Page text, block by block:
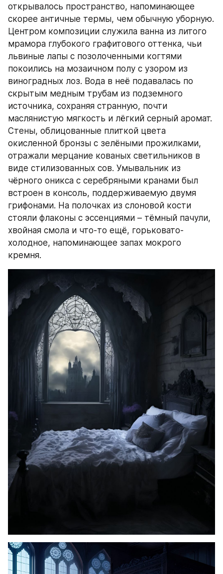
открывалось пространство, напоминающее
скорее античные термы, чем обычную уборную.
Центром композиции служила ванна из литого
мрамора глубокого графитового оттенка, чьи
львиные лапы с позолоченными когтями
покоились на мозаичном полу с узором из
виноградных лоз. Вода в неё подавалась по
скрытым медным трубам из подземного
источника, сохраняя странную, почти
маслянистую мягкость и лёгкий серный аромат.
Стены, облицованные плиткой цвета
окисленной бронзы с зелёными прожилками,
отражали мерцание кованых светильников в
виде стилизованных сов. Умывальник из
чёрного оникса с серебряными кранами был
встроен в консоль, поддерживаемую двумя
грифонами. На полочках из слоновой кости
стояли флаконы с эссенциями – тёмный пачули,
хвойная смола и что-то ещё, горьковато-
холодное, напоминающее запах мокрого
кремня.